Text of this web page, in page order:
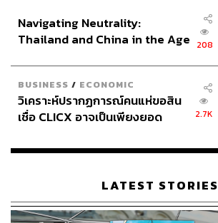
Navigating Neutrality:
Thailand and China in the Age
208
BUSINESS / ECONOMIC
วิเคราะห์ปรากฏการณ์คนแห่ขอสิน
เชื่อ CLICX อาจเป็นเพียงยอด
เรือนไทยที่ถูกซุกไว้
2.7K
LATEST STORIES